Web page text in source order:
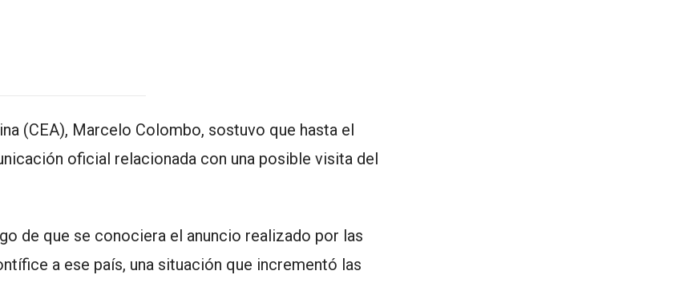
(CEA), Marcelo Colombo, sostuvo que hasta el
oficial relacionada con una posible visita del
de que se conociera el anuncio realizado por las
a ese país, una situación que incrementó las